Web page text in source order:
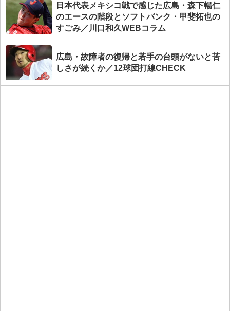
日本代表メキシコ戦で感じた広島・森下暢仁
のエースの階段とソフトバンク・甲斐拓也の
すごみ／川口和久WEBコラム
広島・故障者の復帰と若手の台頭がないと苦
しさが続くか／12球団打線CHECK